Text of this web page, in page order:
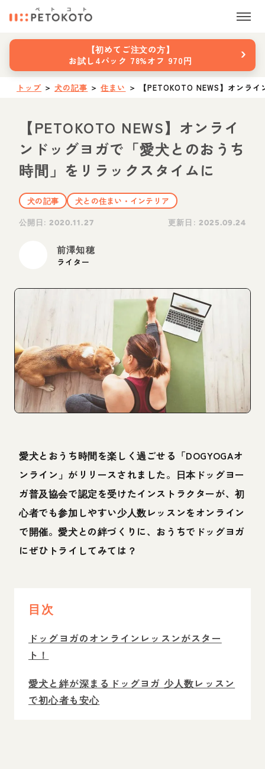
【初めてご注文の方】
お試し4パック 78%オフ 970円
›
トップ ＞ 犬の記事 ＞ 住まい ＞ 【PETOKOTO NEWS】オンラ
【PETOKOTO NEWS】オンライ
ンドッグヨガで「愛犬とのおうち
時間」をリラックスタイムに
犬の記事
犬との住まい・インテリア
公開日:2020.11.27 更新日: 2025.09.24
前澤知穂
ライター
愛犬とおうち時間を楽しく過ごせる「DOGYOGAオ
ンライン」がリリースされました。日本ドッグヨー
ガ普及協会で認定を受けたインストラクターが、初
心者でも参加しやすい少人数レッスンをオンライン
で開催。愛犬との絆づくりに、おうちでドッグヨガ
にぜひトライしてみては？
目次
ドッグヨガのオンラインレッスンがスター
ト！
愛犬と絆が深まるドッグヨガ 少人数レッスン
で初心者も安心